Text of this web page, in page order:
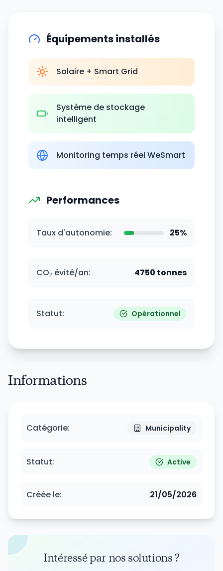
Équipements installés
Solaire + Smart Grid
Système de stockage
intelligent
Monitoring temps réel WeSmart
Performances
Taux d'autonomie: 25%
CO₂ évité/an: 4750 tonnes
Statut: Opérationnel
Informations
Catégorie: Municipality
Statut: Active
Créée le: 21/05/2026
Intéressé par nos solutions ?